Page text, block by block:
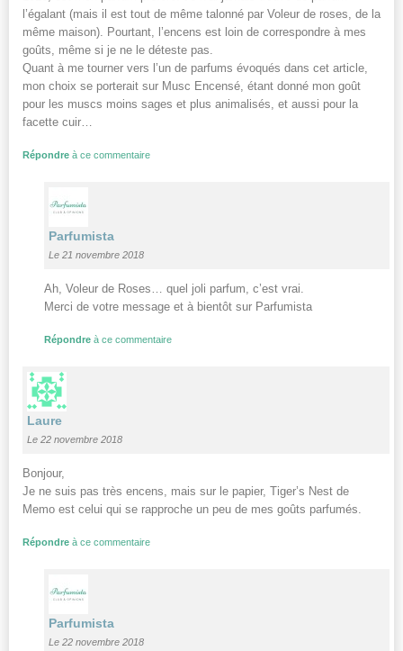
l’égalant (mais il est tout de même talonné par Voleur de roses, de la
même maison). Pourtant, l’encens est loin de correspondre à mes
goûts, même si je ne le déteste pas.
Quant à me tourner vers l’un de parfums évoqués dans cet article,
mon choix se porterait sur Musc Encensé, étant donné mon goût
pour les muscs moins sages et plus animalisés, et aussi pour la
facette cuir…
Répondre à ce commentaire
Parfumista
Le 21 novembre 2018
Ah, Voleur de Roses… quel joli parfum, c’est vrai.
Merci de votre message et à bientôt sur Parfumista
Répondre à ce commentaire
Laure
Le 22 novembre 2018
Bonjour,
Je ne suis pas très encens, mais sur le papier, Tiger’s Nest de
Memo est celui qui se rapproche un peu de mes goûts parfumés.
Répondre à ce commentaire
Parfumista
Le 22 novembre 2018